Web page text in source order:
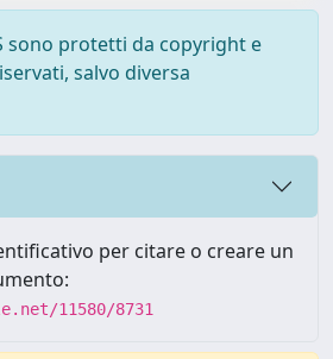
sono protetti da copyright e
salvo diversa
per citare o creare un
11580/8731